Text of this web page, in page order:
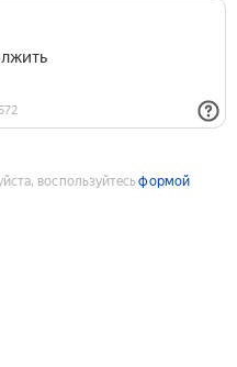
воспользуйтесьформой